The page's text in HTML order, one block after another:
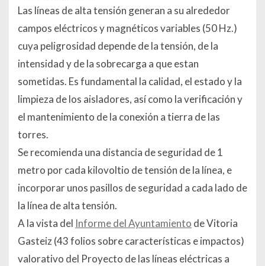
Las líneas de alta tensión generan a su alrededor
campos eléctricos y magnéticos variables (50 Hz.)
cuya peligrosidad depende de la tensión, de la
intensidad y de la sobrecarga a que estan
sometidas. Es fundamental la calidad, el estado y la
limpieza de los aisladores, así como la verificación y
el mantenimiento de la conexión a tierra de las
torres.
Se recomienda una distancia de seguridad de 1
metro por cada kilovoltio de tensión de la línea, e
incorporar unos pasillos de seguridad a cada lado de
la línea de alta tensión.
A la vista del Informe del Ayuntamiento de Vitoria
Gasteiz (43 folios sobre características e impactos)
valorativo del Proyecto de las líneas eléctricas a